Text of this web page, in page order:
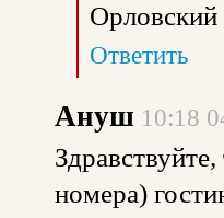
Ответить
Ануш 10:18
номера)